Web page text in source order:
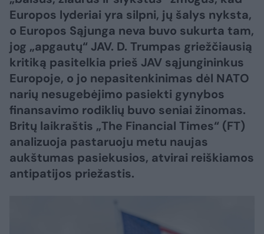
Europos lyderiai yra silpni, jų šalys nyksta,
o Europos Sąjunga neva buvo sukurta tam,
jog „apgautų“ JAV. D. Trumpas griežčiausią
kritiką pasitelkia prieš JAV sąjungininkus
Europoje, o jo nepasitenkinimas dėl NATO
narių nesugebėjimo pasiekti gynybos
finansavimo rodiklių buvo seniai žinomas.
Britų laikraštis „The Financial Times“ (FT)
analizuoja pastaruoju metu naujas
aukštumas pasiekusios, atvirai reiškiamos
antipatijos priežastis.